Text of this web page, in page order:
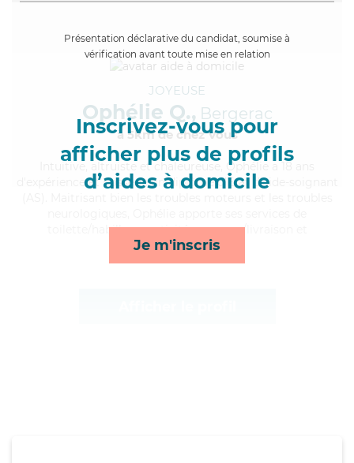
Présentation déclarative du candidat, soumise à
vérification avant toute mise en relation
Inscrivez-vous pour
afficher plus de profils
d’aides à domicile
Je m'inscris
JOYEUSE
Ophélie Q., Bergerac
à 5km de chez Vous
, altruiste et chaleureuse, Ophélie a 18 ans
d'expérience et possède un diplôme d'Etat d'aide-soignant
toilette/habillage, activités, courses/livraison et
compagnie/loisirs*